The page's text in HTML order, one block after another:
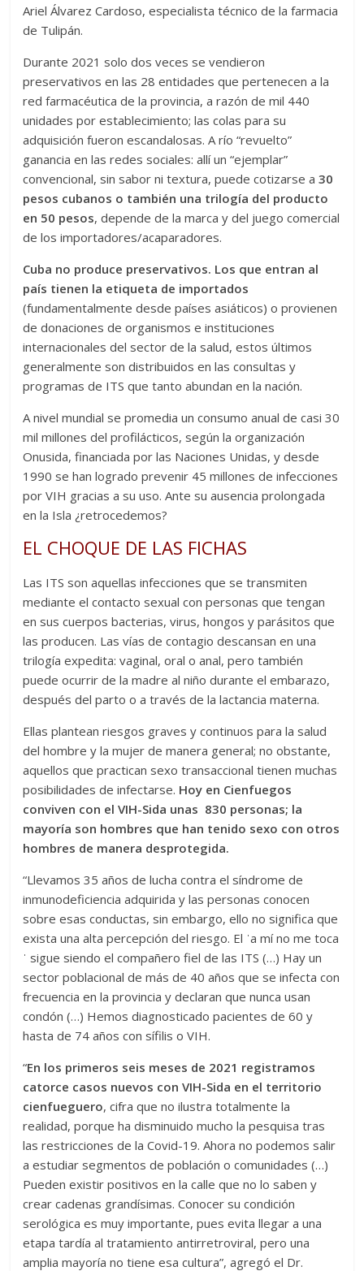
Ariel Álvarez Cardoso, especialista técnico de la farmacia
de Tulipán.
Durante 2021 solo dos veces se vendieron
preservativos en las 28 entidades que pertenecen a la
red farmacéutica de la provincia, a razón de mil 440
unidades por establecimiento; las colas para su
adquisición fueron escandalosas. A río “revuelto”
ganancia en las redes sociales: allí un “ejemplar”
convencional, sin sabor ni textura, puede cotizarse a30
pesos cubanos o también una trilogía del producto
en 50 pesos, depende de la marca y del juego comercial
de los importadores/acaparadores.
Cuba no produce preservativos. Los que entran al
país tienen la etiqueta de importados
(fundamentalmente desde países asiáticos) o provienen
de donaciones de organismos e instituciones
internacionales del sector de la salud, estos últimos
generalmente son distribuidos en las consultas y
programas de ITS que tanto abundan en la nación.
A nivel mundial se promedia un consumo anual de casi 30
mil millones del profilácticos, según la organización
Onusida, financiada por las Naciones Unidas, y desde
1990 se han logrado prevenir 45 millones de infecciones
por VIH gracias a su uso. Ante su ausencia prolongada
en la Isla ¿retrocedemos?
EL CHOQUE DE LAS FICHAS
Las ITS son aquellas infecciones que se transmiten
mediante el contacto sexual con personas que tengan
en sus cuerpos bacterias, virus, hongos y parásitos que
las producen. Las vías de contagio descansan en una
trilogía expedita: vaginal, oral o anal, pero también
puede ocurrir de la madre al niño durante el embarazo,
después del parto o a través de la lactancia materna.
Ellas plantean riesgos graves y continuos para la salud
del hombre y la mujer de manera general; no obstante,
aquellos que practican sexo transaccional tienen muchas
posibilidades de infectarse. Hoy en Cienfuegos
conviven con el VIH-Sida unas 830 personas; la
mayoría son hombres que han tenido sexo con otros
hombres de manera desprotegida.
“Llevamos 35 años de lucha contra el síndrome de
inmunodeficiencia adquirida y las personas conocen
sobre esas conductas, sin embargo, ello no significa que
exista una alta percepción del riesgo. El ˈa mí no me toca
ˈ sigue siendo el compañero fiel de las ITS (…) Hay un
sector poblacional de más de 40 años que se infecta con
frecuencia en la provincia y declaran que nunca usan
condón (…) Hemos diagnosticado pacientes de 60 y
hasta de 74 años con sífilis o VIH.
“En los primeros seis meses de 2021 registramos
catorce casos nuevos con VIH-Sida en el territorio
cienfueguero, cifra que no ilustra totalmente la
realidad, porque ha disminuido mucho la pesquisa tras
las restricciones de la Covid-19. Ahora no podemos salir
a estudiar segmentos de población o comunidades (…)
Pueden existir positivos en la calle que no lo saben y
crear cadenas grandísimas. Conocer su condición
serológica es muy importante, pues evita llegar a una
etapa tardía al tratamiento antirretroviral, pero una
amplia mayoría no tiene esa cultura”, agregó el Dr.